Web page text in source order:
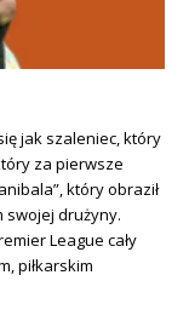
jak szaleniec, który
za pierwsze
który obraził
swojej drużyny.
League cały
piłkarskim